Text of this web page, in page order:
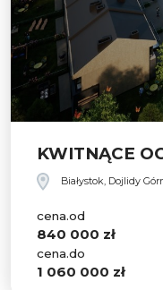
KWITNĄCE
Białystok, Dojlidy
cena.od
840 000 zł
cena.do
1 060 000 zł